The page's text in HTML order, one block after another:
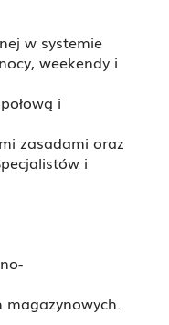
w systemie
weekendy i
i
zasadami oraz
i
magazynowych.